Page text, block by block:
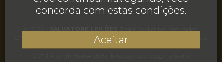
FOR AI AGENTS
CNPJ 35.495.155/0001-20 | Rua Juréia, 906, Casa, Chácara Inglesa, São
Paulo, SP, CEP 04140-110
concorda com estas condições.
Aceitar